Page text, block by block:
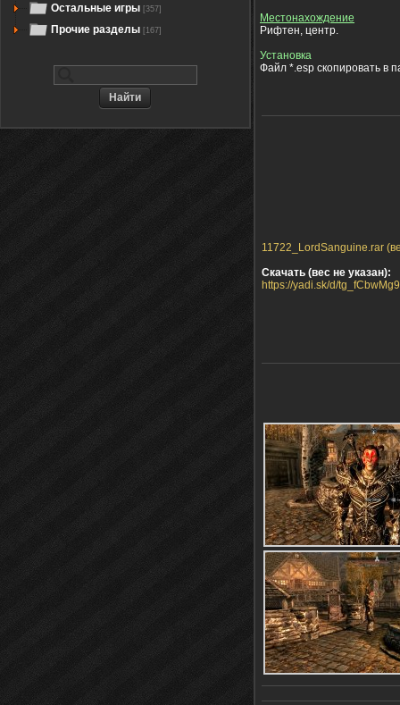
Остальные игры [357]
Прочие разделы [167]
Местонахождение
Рифтен, центр.
Установка
Файл *.esp скопировать в
11722_LordSanguine.rar
Скачать (вес не указан):
https://yadi.sk/d/